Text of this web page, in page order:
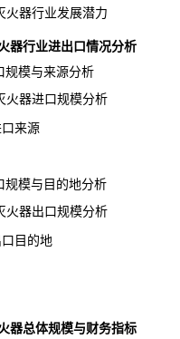
器行业发展潜力
器行业进出口情况分析
模与来源分析
器进口规模分析
来源
模与目的地分析
器出口规模分析
目的地
器总体规模与财务指标